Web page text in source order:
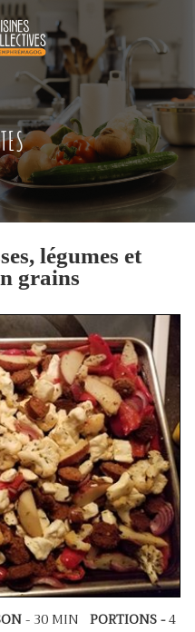
légumes et
grains
- 30 MIN PORTIONS -4